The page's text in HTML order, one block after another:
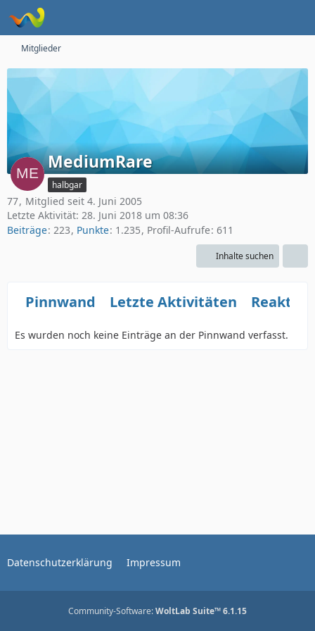
Mitglieder
MediumRare
halbgar
77 Mitglied seit 4. Juni 2005
Letzte Aktivität: 28. Juni 2018 um 08:36
Beiträge 223 Punkte 1.235 Profil-Aufrufe 611
Inhalte suchen
Pinnwand Letzte Aktivitäten
Es wurden noch keine Einträge an der Pinnwand verfasst.
Datenschutzerklärung Impressum
Community-Software:WoltLab Suite™ 6.1.15